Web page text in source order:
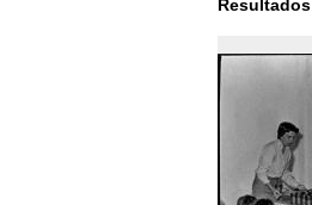
Resultados